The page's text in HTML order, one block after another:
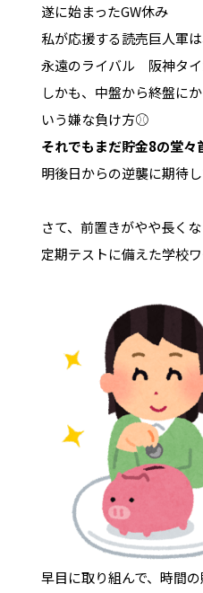
遂に始まったGW休み
私が応援する読売巨人軍
永遠のライバル 阪神タイ
しかも、中盤から終盤に
いう嫌な負け方⚾
それでもまだ貯金8の堂々
明後日からの逆襲に期待し
さて、前置きがやや長く
定期テストに備えた学校
早目に取り組んで、時間